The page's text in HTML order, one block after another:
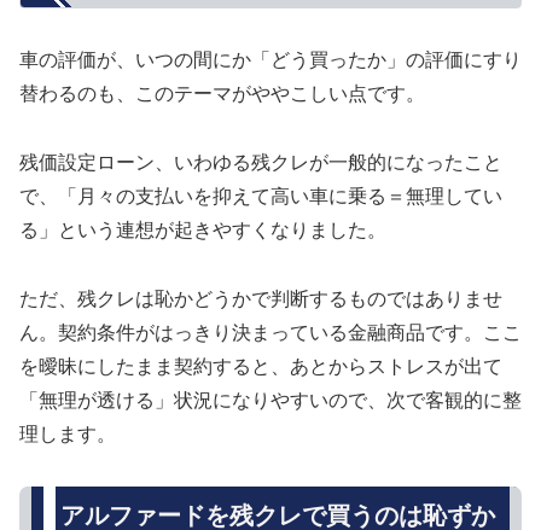
車の評価が、いつの間にか「どう買ったか」の評価にすり
替わるのも、このテーマがややこしい点です。
残価設定ローン、いわゆる残クレが一般的になったこと
で、「月々の支払いを抑えて高い車に乗る＝無理してい
る」という連想が起きやすくなりました。
ただ、残クレは恥かどうかで判断するものではありませ
ん。契約条件がはっきり決まっている金融商品です。ここ
を曖昧にしたまま契約すると、あとからストレスが出て
「無理が透ける」状況になりやすいので、次で客観的に整
理します。
アルファードを残クレで買うのは恥ずか